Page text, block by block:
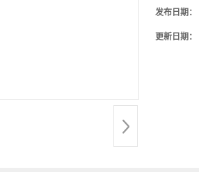
发布日期：
更新日期：